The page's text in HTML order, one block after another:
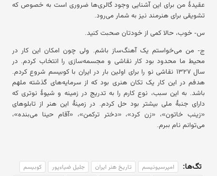
عقیدهٔ من برای این آشنایی وجود گالری‌ها ضروری است به خصوص که
تشویقی برای هنرمند نیز به شمار می‌رود.
س- خوب، حالا کمی از خودتان صحبت کنید.
ج- من می‌خواستم یک آهنگ‌ساز باشم. ولی چون امکان این کار در
محیط ما محدود بود کار نقاشی و مجسمه‌سازی را انتخاب کردم. در
سال ۱۳۲۷ نقاشی نو را برای اولین بار در ایران با کوبیسم شروع کردم.
هدفم در این کار یک تکان هنری بود که از سرمایه‌های گذشته ملهم
باشد. به این سبب، نوع کارم را به تدریج در زمینه و شیوهٔ نوتری که
دارای جنبهٔ ملی بیشتر بود حل کردم. در زمینهٔ این هنر از تابلوهای
«زینب خاتون»، «زن کرد»، «دختر ترکمن»، «آقام حینا می‌بنده»،
می‌توانم نام ببرم.
تگ‌ها: امپرسیونیسم تاریخ هنر ایران جلیل ضیاءپور کوبیسم